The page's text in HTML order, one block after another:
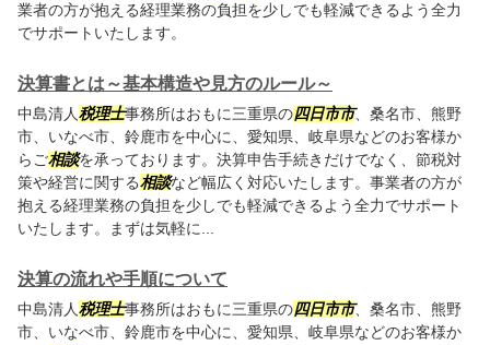
業者の方が抱える経理業務の負担を少しでも軽減できるよう全力
でサポートいたします。
決算書とは～基本構造や見方のルール～
中島清人税理士事務所はおもに三重県の四日市市、桑名市、熊野
市、いなべ市、鈴鹿市を中心に、愛知県、岐阜県などのお客様か
らご相談を承っております。決算申告手続きだけでなく、節税対
策や経営に関する相談など幅広く対応いたします。事業者の方が
抱える経理業務の負担を少しでも軽減できるよう全力でサポート
いたします。まずは気軽に...
決算の流れや手順について
中島清人税理士事務所はおもに三重県の四日市市、桑名市、熊野
市、いなべ市、鈴鹿市を中心に、愛知県、岐阜県などのお客様か